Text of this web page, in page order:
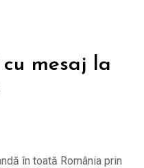
mesaj la
în toată România prin